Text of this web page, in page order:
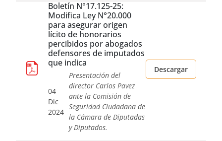
Boletín N°17.125-25:
Modifica Ley N°20.000
para asegurar origen
lícito de honorarios
percibidos por abogados
defensores de imputados
que indica
04
Dic
2024
Presentación del
director Carlos Pavez
ante la Comisión de
Seguridad Ciudadana de
la Cámara de Diputadas
y Diputados.
Descargar